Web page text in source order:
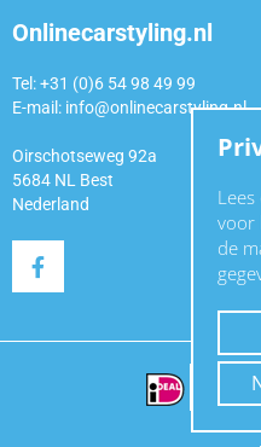
Onlinecarstyling.nl
Tel: +31 (0)6 54 98 49 99
E-mail: info@onlinecarstyling.nl
Oirschotseweg 92a
5684 NL Best
Nederland
voor
de